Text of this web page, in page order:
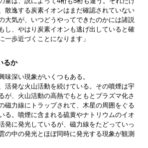
散逸する炭素イオンはまだ確認されていない
大気が、いつどうやってできたのかには諸説
し、やはり炭素イオンも逃げ出していると確
一歩近づくことになります」
るか
味深い現象がいくつもある。
活発な火山活動を続けている。その噴煙は宇
が、火山活動の高熱でもともとプラズマ化さ
磁力線にトラップされて、木星の周囲をぐる
る。噴煙に含まれる硫黄やナトリウムのイオ
発に発光しているが、磁力線をたどっていっ
の中の発光とほぼ同時に発光する現象が観測